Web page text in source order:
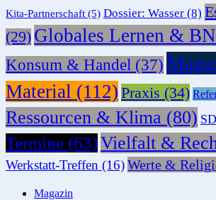
Kita-Partnerschaft (5) Dossier: Wasser (8)
(29) Globales Lernen &
Konsum & Handel (37)
Material (112) Praxis (34)
Ressourcen & Klima (80)
Termine (63)Vielfalt &
Werkstatt-Treffen (16)Werte &
Magazin